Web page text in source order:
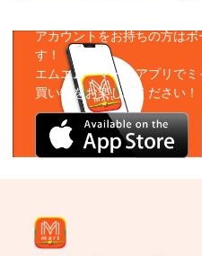
アカウントをお持ちの方は
す！
エムエムーマートアプリで
買い物をお楽しみください！